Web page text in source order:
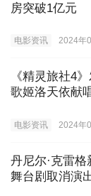
房突破1亿元
电影资讯 2024年
《精灵旅社4
歌姬洛天依献
电影资讯 2024年
丹尼尔·克雷
舞台剧取消演